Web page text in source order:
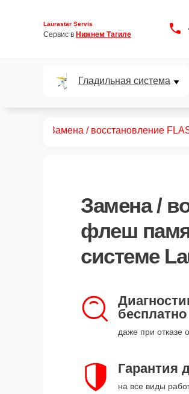
Laurastar Servis
Сервис в Нижнем Тагиле
Гладильная система
Замена / восстановление
Замена /
флеш
системе
бесплатно
даже при отказе
Гарантия
на все виды